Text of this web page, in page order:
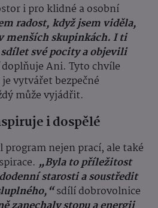
i pro klidné a osobní
radost, když jsem viděla,
menších skupinkách. I ti
své pocity a objevili
doplňuje Ani. Tyto chvíle
vytvářet bezpečné
může vyjádřit.
i dospělé
nejen prací, ale také
„Byla to příležitost
starosti a soustředit
sdílí dobrovolnice